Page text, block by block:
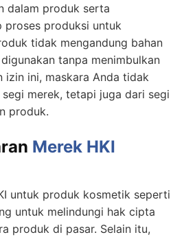
dalam produk serta
proses produksi untuk
tidak mengandung bahan
tanpa menimbulkan
izin ini, maskara Anda tidak
merek, tetapi juga dari segi
produk.
Merek HKI
untuk produk kosmetik seperti
untuk melindungi hak cipta
produk di pasar. Selain itu,